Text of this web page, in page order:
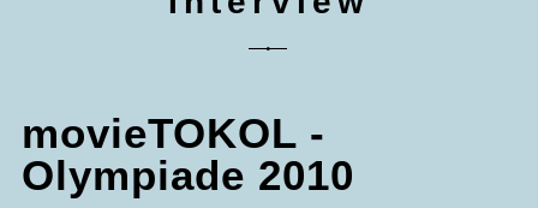
movieTOKOL -
Olympiade 2010